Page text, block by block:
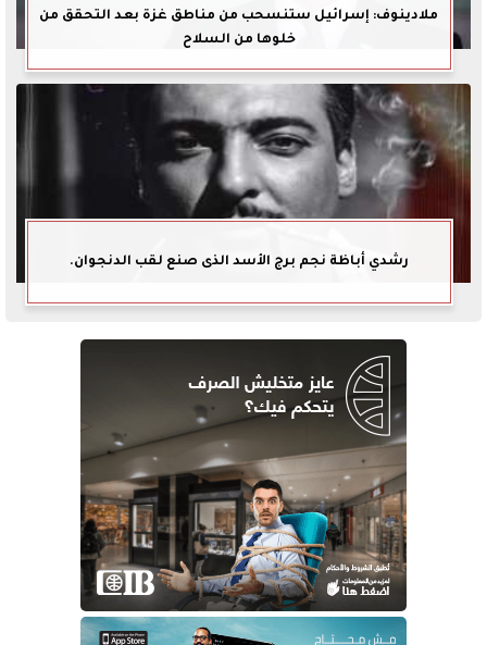
ملادينوف: إسرائيل ستنسحب من مناطق غزة بعد التحقق من
خلوها من السلاح
رشدي أباظة نجم برج الأسد الذى صنع لقب الدنجوان.